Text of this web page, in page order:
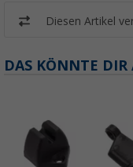
Diesen Artikel
DAS KÖNNTE DIR